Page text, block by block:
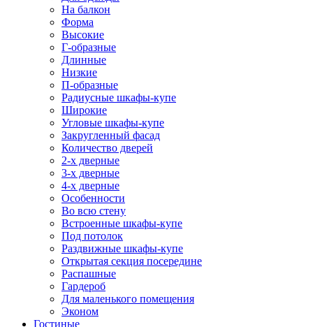
На балкон
Форма
Высокие
Г-образные
Длинные
Низкие
П-образные
Радиусные шкафы-купе
Широкие
Угловые шкафы-купе
Закругленный фасад
Количество дверей
2-х дверные
3-х дверные
4-х дверные
Особенности
Во всю стену
Встроенные шкафы-купе
Под потолок
Раздвижные шкафы-купе
Открытая секция посередине
Распашные
Гардероб
Для маленького помещения
Эконом
Гостиные